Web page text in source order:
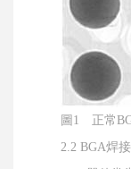
圖1 正常
2.2 BGA焊